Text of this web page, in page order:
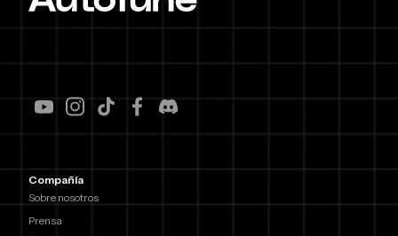
Compañía
Sobre nosotros
Prensa